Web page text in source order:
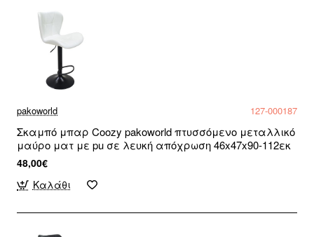
pakoworld 127-000187
Σκαμπό μπαρ Coozy pakoworld πτυσσόμενο μεταλλικό
μαύρο ματ με pu σε λευκή απόχρωση 46x47x90-112εκ
48,00€
Καλάθι